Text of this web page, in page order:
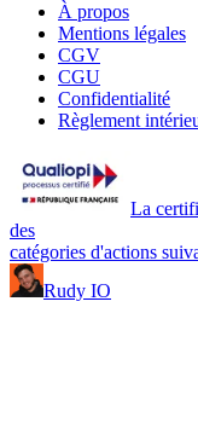
À propos
Mentions légales
CGV
CGU
Confidentialité
Règlement
La
des
catégories d'actions
Rudy IO